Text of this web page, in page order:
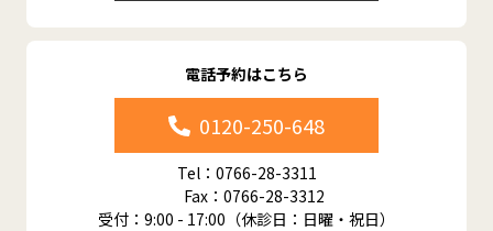
電話予約はこちら
0120-250-648
Tel：0766-28-3311
Fax：0766-28-3312
受付：9:00 - 17:00（休診日：日曜・祝日）